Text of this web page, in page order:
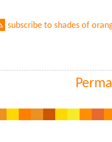
subscribe to shades of